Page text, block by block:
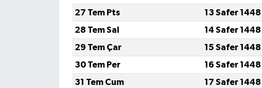
27 Tem Pts
13 Safer 1448
28 Tem Sal
14 Safer 1448
29 Tem Çar
15 Safer 1448
30 Tem Per
16 Safer 1448
31 Tem Cum
17 Safer 1448